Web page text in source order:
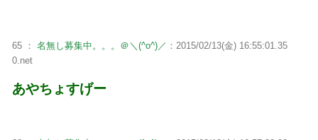
65 ： 名無し募集中。。。＠＼(^o^)／ ：2015/02/13(金) 16:55:01.35
0.net
あやちょすげー